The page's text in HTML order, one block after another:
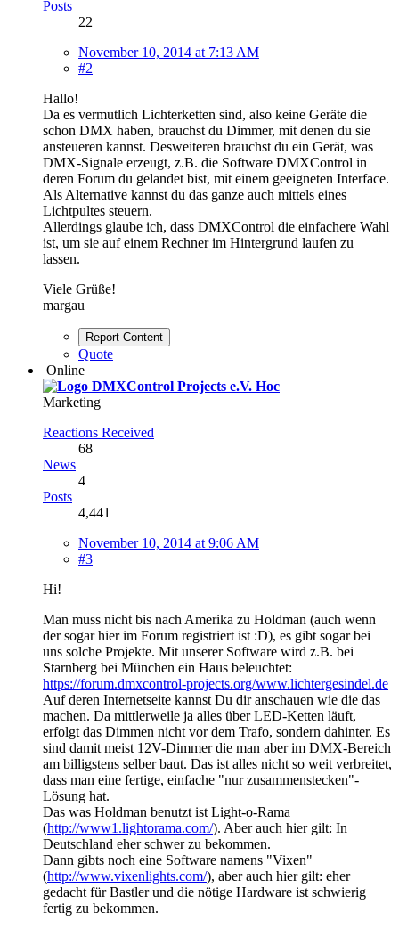
Posts
22
November 10, 2014 at 7:13 AM
#2
Hallo!
Da es vermutlich Lichterketten sind, also keine Geräte die
schon DMX haben, brauchst du Dimmer, mit denen du sie
ansteueren kannst. Desweiteren brauchst du ein Gerät, was
DMX-Signale erzeugt, z.B. die Software DMXControl in
deren Forum du gelandet bist, mit einem geeigneten Interface.
Als Alternative kannst du das ganze auch mittels eines
Lichtpultes steuern.
Allerdings glaube ich, dass DMXControl die einfachere Wahl
ist, um sie auf einem Rechner im Hintergrund laufen zu
lassen.
Viele Grüße!
margau
Report Content
Quote
Online
Hoc
Marketing
Reactions Received
68
News
4
Posts
4,441
November 10, 2014 at 9:06 AM
#3
Hi!
Man muss nicht bis nach Amerika zu Holdman (auch wenn
der sogar hier im Forum registriert ist :D), es gibt sogar bei
uns solche Projekte. Mit unserer Software wird z.B. bei
Starnberg bei München ein Haus beleuchtet:
https://forum.dmxcontrol-projects.org/www.lichtergesindel.de
Auf deren Internetseite kannst Du dir anschauen wie die das
machen. Da mittlerweile ja alles über LED-Ketten läuft,
erfolgt das Dimmen nicht vor dem Trafo, sondern dahinter. Es
sind damit meist 12V-Dimmer die man aber im DMX-Bereich
am billigstens selber baut. Das ist alles nicht so weit verbreitet,
dass man eine fertige, einfache "nur zusammenstecken"-
Lösung hat.
Das was Holdman benutzt ist Light-o-Rama
(http://www1.lightorama.com/). Aber auch hier gilt: In
Deutschland eher schwer zu bekommen.
Dann gibts noch eine Software namens "Vixen"
(http://www.vixenlights.com/), aber auch hier gilt: eher
gedacht für Bastler und die nötige Hardware ist schwierig
fertig zu bekommen.